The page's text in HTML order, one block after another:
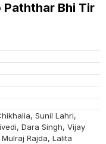
Paththar Bhi Tir
Sunil Lahri,
Dara Singh, Vijay
Rajda, Lalita